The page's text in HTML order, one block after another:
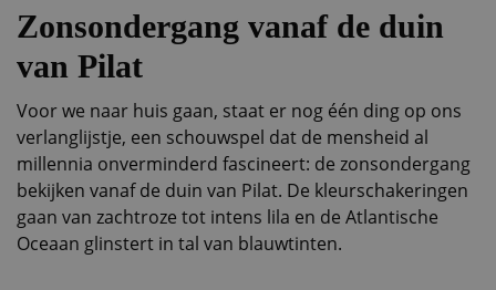
Zonsondergang vanaf de duin
van Pilat
Voor we naar huis gaan, staat er nog één ding op ons
verlanglijstje, een schouwspel dat de mensheid al
millennia onverminderd fascineert: de zonsondergang
bekijken vanaf de duin van Pilat. De kleurschakeringen
gaan van zachtroze tot intens lila en de Atlantische
Oceaan glinstert in tal van blauwtinten.